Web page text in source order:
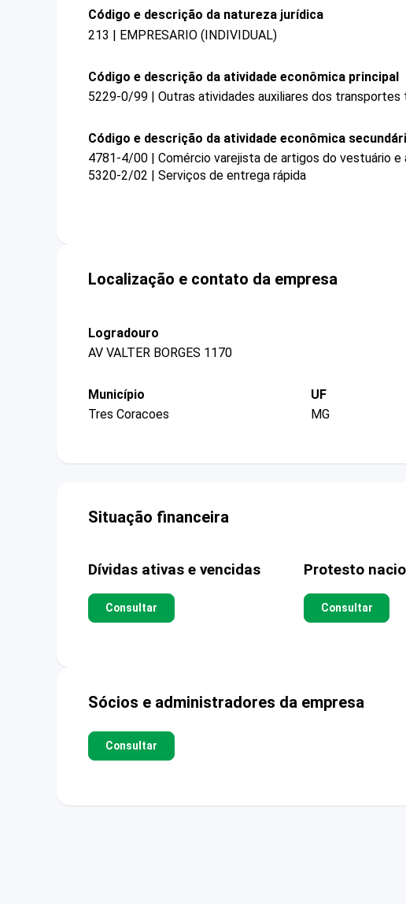
Código e descrição da natureza jurídica
213 | EMPRESARIO (INDIVIDUAL)
Código e descrição da atividade econômica principal
5229-0/99 | Outras atividades auxiliares dos
Código e descrição da atividade econômica
4781-4/00 | Comércio varejista de artigos do vestuário e
5320-2/02 | Serviços de entrega rápida
Localização e contato da empresa
Logradouro
AV VALTER BORGES 1170
Município
Tres Coracoes
UF
MG
Situação financeira
Dívidas ativas e vencidas
Consultar
Protesto
Consultar
Sócios e administradores da empresa
Consultar